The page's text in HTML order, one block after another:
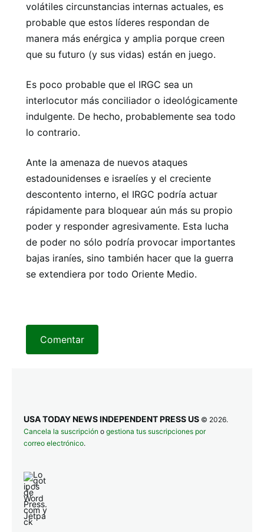
volátiles circunstancias internas actuales, es
probable que estos líderes respondan de
manera más enérgica y amplia porque creen
que su futuro (y sus vidas) están en juego.
Es poco probable que el IRGC sea un
interlocutor más conciliador o ideológicamente
indulgente. De hecho, probablemente sea todo
lo contrario.
Ante la amenaza de nuevos ataques
estadounidenses e israelíes y el creciente
descontento interno, el IRGC podría actuar
rápidamente para bloquear aún más su propio
poder y responder agresivamente. Esta lucha
de poder no sólo podría provocar importantes
bajas iraníes, sino también hacer que la guerra
se extendiera por todo Oriente Medio.
Comentar
USA TODAY NEWS INDEPENDENT PRESS US © 2026.
Cancela la suscripción o gestiona tus suscripciones por
correo electrónico.